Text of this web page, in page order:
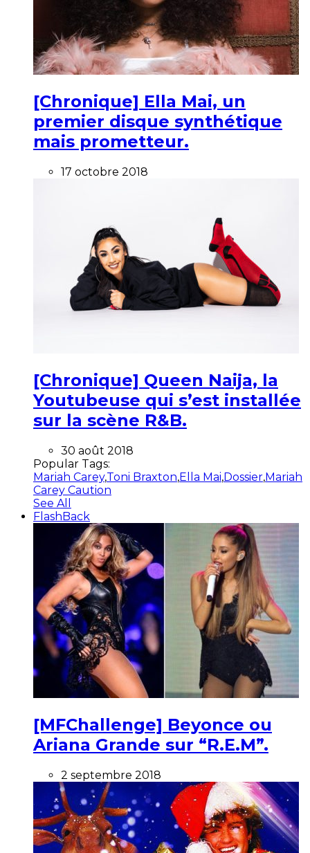
[Chronique] Ella Mai, un
premier disque synthétique
mais prometteur.
17 octobre 2018
[Chronique] Queen Naija, la
Youtubeuse qui s’est installée
sur la scène R&B.
30 août 2018
Popular Tags:
Mariah Carey,Toni Braxton,Ella Mai,Dossier,Mariah
Carey Caution
See All
FlashBack
[MFChallenge] Beyonce ou
Ariana Grande sur “R.E.M”.
2 septembre 2018